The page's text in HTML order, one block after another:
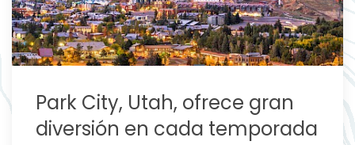
Park City, Utah, ofrece gran
diversión en cada temporada